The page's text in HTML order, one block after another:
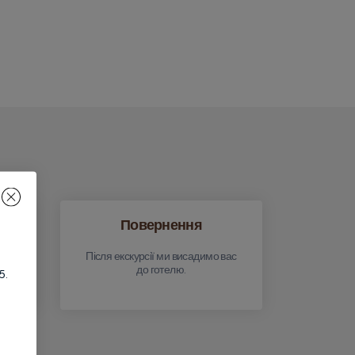
Повернення
Після екскурсії ми висадимо вас
до готелю.